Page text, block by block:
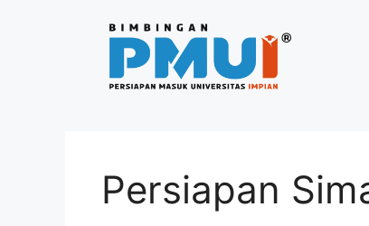
Persiapan